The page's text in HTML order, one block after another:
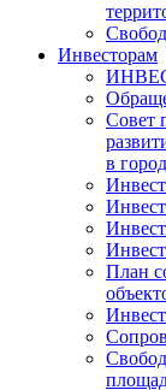
Инвесторам
Совет
в
План